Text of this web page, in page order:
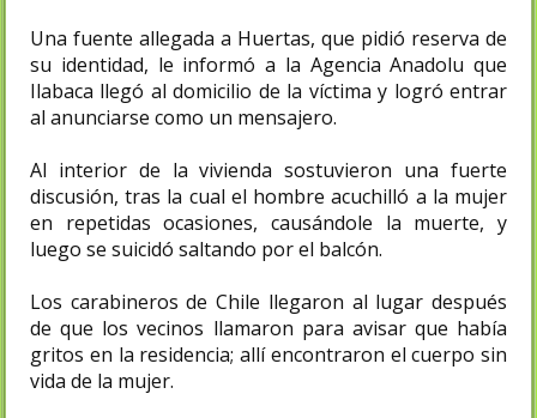
Una fuente allegada a Huertas, que pidió reserva de
su identidad, le informó a la Agencia Anadolu que
Ilabaca llegó al domicilio de la víctima y logró entrar
al anunciarse como un mensajero.
Al interior de la vivienda sostuvieron una fuerte
discusión, tras la cual el hombre acuchilló a la mujer
en repetidas ocasiones, causándole la muerte, y
luego se suicidó saltando por el balcón.
Los carabineros de Chile llegaron al lugar después
de que los vecinos llamaron para avisar que había
gritos en la residencia; allí encontraron el cuerpo sin
vida de la mujer.